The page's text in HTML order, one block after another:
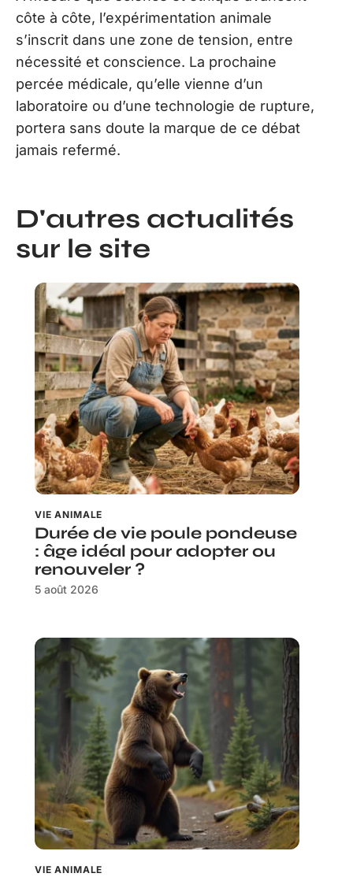
côte à côte, l’expérimentation animale
s’inscrit dans une zone de tension, entre
nécessité et conscience. La prochaine
percée médicale, qu’elle vienne d’un
laboratoire ou d’une technologie de rupture,
portera sans doute la marque de ce débat
jamais refermé.
D'autres actualités
sur le site
VIE ANIMALE
Durée de vie poule pondeuse
: âge idéal pour adopter ou
renouveler ?
5 août 2026
VIE ANIMALE